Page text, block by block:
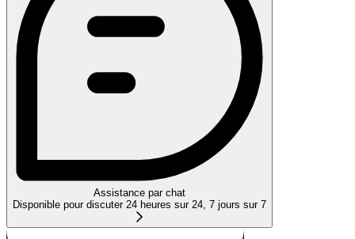
Assistance par chat
Disponible pour discuter 24 heures sur 24, 7 jours sur 7